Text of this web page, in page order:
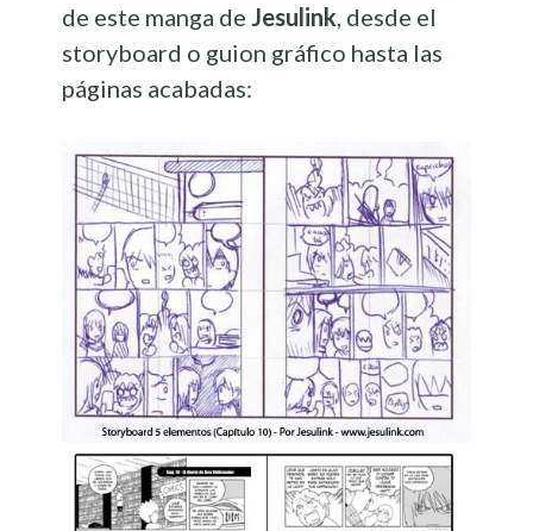
de este manga de Jesulink , desde el
storyboard o guion gráfico hasta las
páginas acabadas: